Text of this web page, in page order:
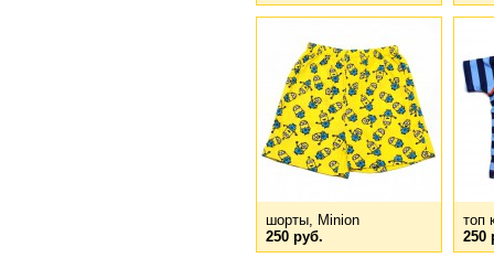
шорты, Minion
250 руб.
топ
250